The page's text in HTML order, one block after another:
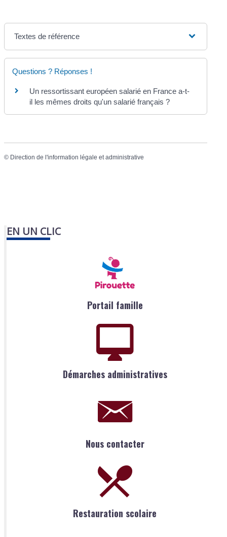
Textes de référence
Questions ? Réponses !
Un ressortissant européen salarié en France a-t-
il les mêmes droits qu'un salarié français ?
© Direction de l'information légale et administrative
EN UN CLIC
Portail famille
Démarches administratives
Nous contacter
Restauration scolaire